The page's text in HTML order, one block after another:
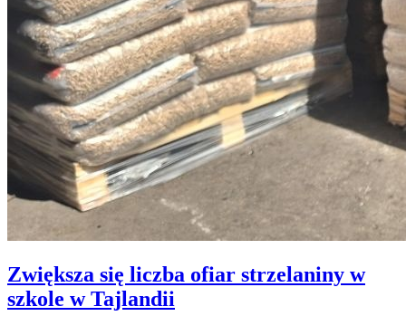
Zwiększa się liczba ofiar strzelaniny w
szkole w Tajlandii